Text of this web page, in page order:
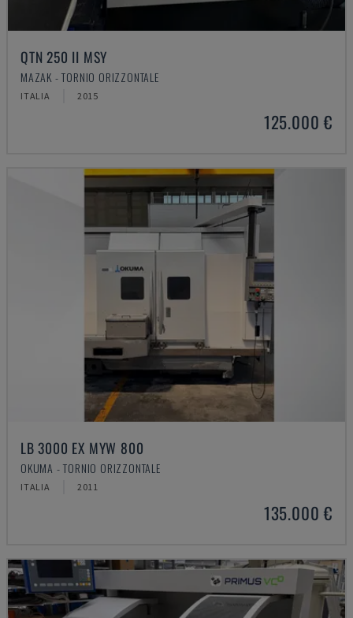
QTN 250 II MSY
MAZAK - TORNIO ORIZZONTALE
ITALIA 2015
125.000 €
LB 3000 EX MYW 800
OKUMA - TORNIO ORIZZONTALE
ITALIA 2011
135.000 €